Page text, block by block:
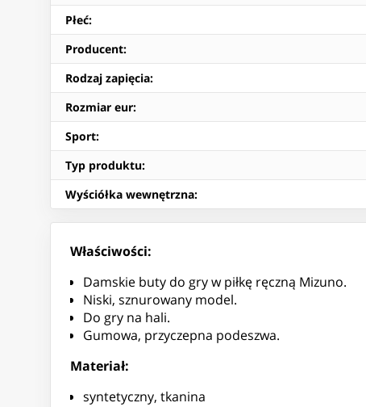
Płeć:
Producent:
Rodzaj zapięcia:
Rozmiar eur:
Sport:
Typ produktu:
Wyściółka wewnętrzna:
Właściwości:
Damskie buty do gry w piłkę ręczną Mizuno.
Niski, sznurowany model.
Do gry na hali.
Gumowa, przyczepna podeszwa.
Materiał:
syntetyczny, tkanina